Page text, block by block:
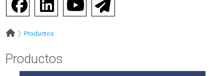
Productos
Productos